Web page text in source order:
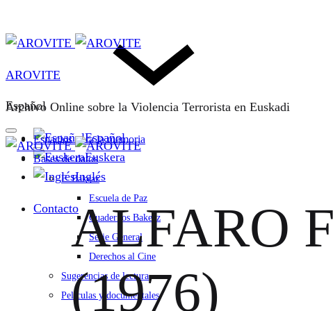
Español
Español
Euskera
Inglés
Contacto
AROVITE
Archivo Online sobre la Violencia Terrorista en Euskadi
Espacios para la memoria
Bases de datos
F. Bakeaz
Escuela de Paz
Cuadernos Bakeaz
Serie General
Derechos al Cine
Sugerencias de lectura
Películas y documentales
ALFARO
(1976)